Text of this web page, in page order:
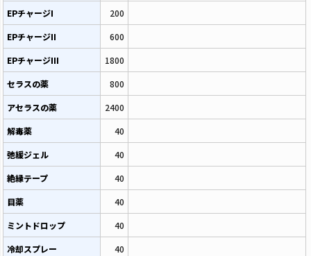
EPチャージI
200
EPチャージII
600
EPチャージIII
1800
セラスの薬
800
アセラスの薬
2400
解毒薬
40
弛緩ジェル
40
絶縁テープ
40
目薬
40
ミントドロップ
40
冷却スプレー
40